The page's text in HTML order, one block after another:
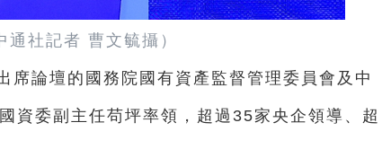
通社記者 曹文毓攝）
席論壇的國務院國有資產監督管理委員會及中
資委副主任苟坪率領，超過35家央企領導、超